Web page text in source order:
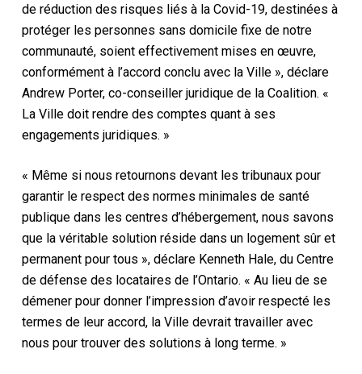
de réduction des risques liés à la Covid-19, destinées à
protéger les personnes sans domicile fixe de notre
communauté, soient effectivement mises en œuvre,
conformément à l’accord conclu avec la Ville », déclare
Andrew Porter, co-conseiller juridique de la Coalition. «
La Ville doit rendre des comptes quant à ses
engagements juridiques. »
« Même si nous retournons devant les tribunaux pour
garantir le respect des normes minimales de santé
publique dans les centres d’hébergement, nous savons
que la véritable solution réside dans un logement sûr et
permanent pour tous », déclare Kenneth Hale, du Centre
de défense des locataires de l’Ontario. « Au lieu de se
démener pour donner l’impression d’avoir respecté les
termes de leur accord, la Ville devrait travailler avec
nous pour trouver des solutions à long terme. »